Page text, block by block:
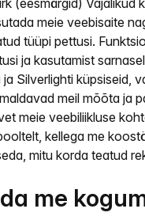
(eesmärgid)
meie veebisaite
tüüpi pettusi.
ja kasutamist
ja Silverlighti küpsiseid,
meil mõõta ja
meie veebiliikluse
kellega me
mitu korda teatud
me